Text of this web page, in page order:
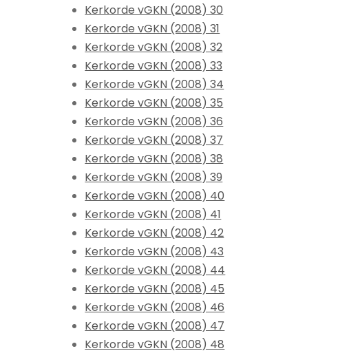
Kerkorde vGKN (2008) 30
Kerkorde vGKN (2008) 31
Kerkorde vGKN (2008) 32
Kerkorde vGKN (2008) 33
Kerkorde vGKN (2008) 34
Kerkorde vGKN (2008) 35
Kerkorde vGKN (2008) 36
Kerkorde vGKN (2008) 37
Kerkorde vGKN (2008) 38
Kerkorde vGKN (2008) 39
Kerkorde vGKN (2008) 40
Kerkorde vGKN (2008) 41
Kerkorde vGKN (2008) 42
Kerkorde vGKN (2008) 43
Kerkorde vGKN (2008) 44
Kerkorde vGKN (2008) 45
Kerkorde vGKN (2008) 46
Kerkorde vGKN (2008) 47
Kerkorde vGKN (2008) 48